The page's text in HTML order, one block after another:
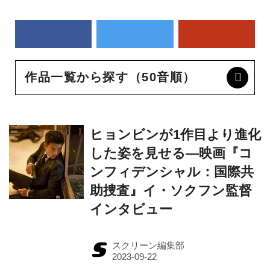
作品一覧から探す（50音順）
ンフィデンシャル：国際共
助捜査』イ・ソクフン監督
インタビュー
スクリーン編集部